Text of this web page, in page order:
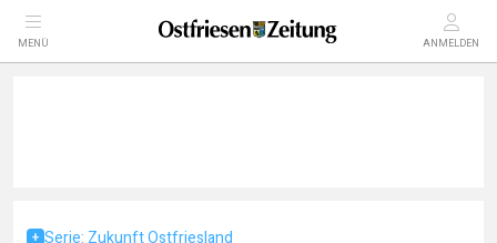
MENÜ ANMELDEN
Serie: Zukunft Ostfriesland